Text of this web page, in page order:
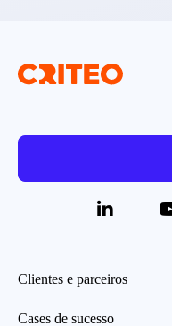
Clientes e parceiros
Cases de sucesso